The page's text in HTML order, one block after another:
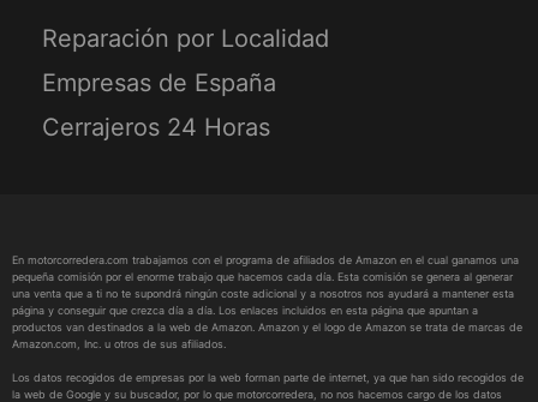
Reparación por Localidad
Empresas de España
Cerrajeros 24 Horas
En motorcorredera.com trabajamos con el programa de afiliados de Amazon en el cual ganamos una
pequeña comisión por el enorme trabajo que hacemos cada día. Esta comisión se genera al generar
una venta que a ti no te supondrá ningún coste adicional y a nosotros nos ayudará a mantener esta
página y conseguir que crezca día a día. Los enlaces incluidos en esta página que apuntan a
productos van destinados a la web de Amazon. Amazon y el logo de Amazon se trata de marcas de
Amazon.com, Inc. u otros de sus afiliados.
Los datos recogidos de empresas por la web forman parte de internet, ya que han sido recogidos de
la web de Google y su buscador, por lo que motorcorredera, no nos hacemos cargo de los datos